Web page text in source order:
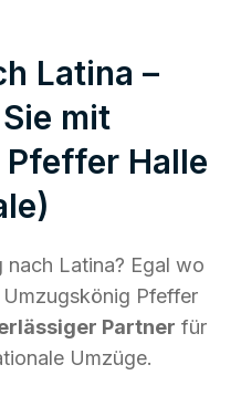
Latina –
mit
Halle
nach Latina? Egal wo
Pfeffer
Partner für
Umzüge.